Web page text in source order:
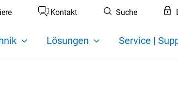
Kontakt Suche
Lösungen Service |